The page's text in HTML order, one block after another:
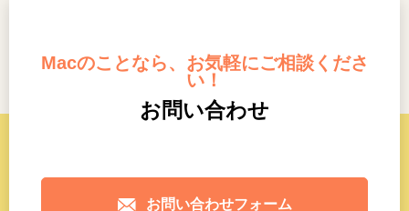
Macのことなら、お気軽にご相談くださ
い！
お問い合わせ
お問い合わせフォーム